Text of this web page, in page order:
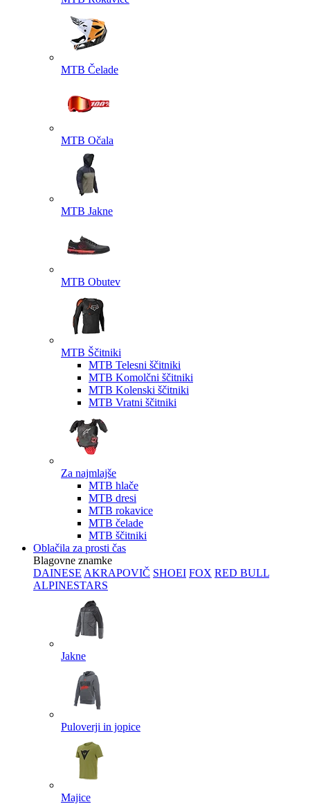
MTB Čelade
MTB Očala
MTB Jakne
MTB Obutev
MTB Ščitniki
MTB Telesni ščitniki
MTB Komolčni ščitniki
MTB Kolenski ščitniki
MTB Vratni ščitniki
Za najmlajše
MTB hlače
MTB dresi
MTB rokavice
MTB čelade
MTB ščitniki
Oblačila za prosti čas
Blagovne znamke
DAINESE AKRAPOVIČ SHOEI FOX RED BULL
ALPINESTARS
Jakne
Puloverji in jopice
Majice